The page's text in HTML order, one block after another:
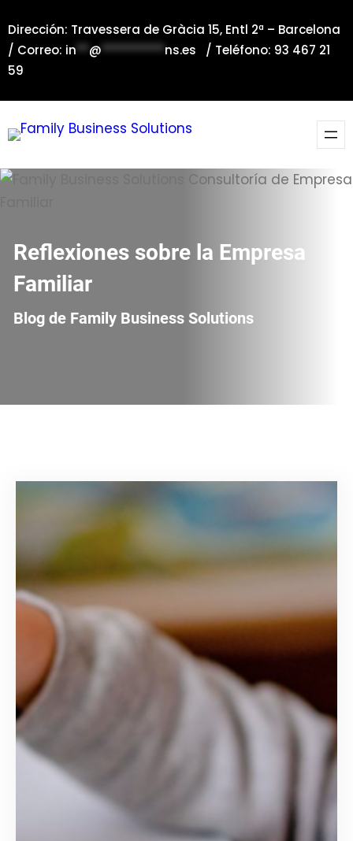
al
contenido
Dirección: Travessera de Gràcia 15, Entl 2ª – Barcelona
/ Correo: in**@**********ns.es / Teléfono: 93 467 21
59
Reflexiones sobre la Empresa
Familiar
Blog de Family Business Solutions